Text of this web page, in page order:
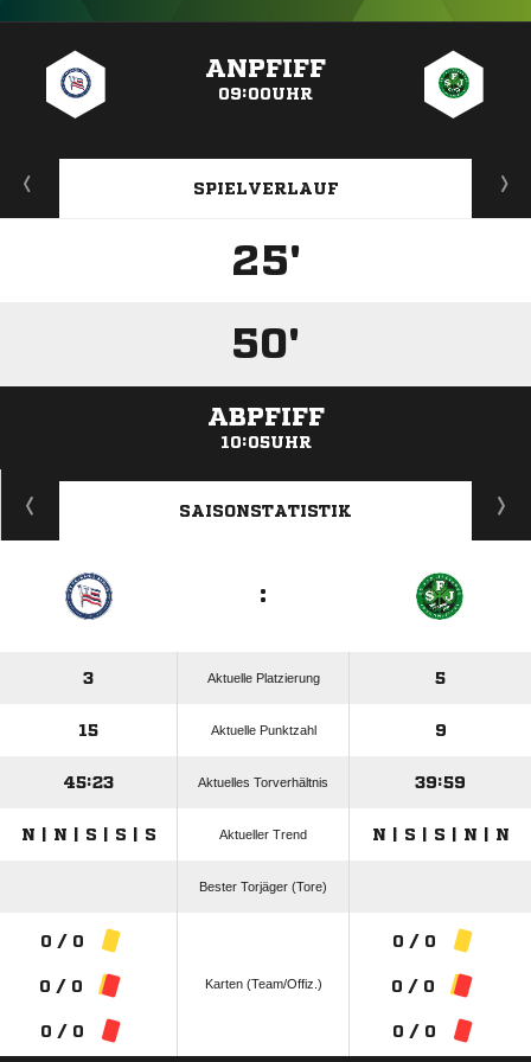
ANPFIFF
09:00UHR
SPIELVERLAUF
25'
50'
ABPFIFF
10:05UHR
ANZEIGE
SAISONSTATISTIK
:
3 Aktuelle Platzierung 5
15 Aktuelle Punktzahl 9
45:23 Aktuelles Torverhältnis 39:59
N | N | S | S | S Aktueller Trend N | S | S | N | N
Bester Torjäger (Tore)
0 / 0
0 / 0
0 / 0
Karten (Team/Offiz.)
0 / 0
0 / 0
0 / 0